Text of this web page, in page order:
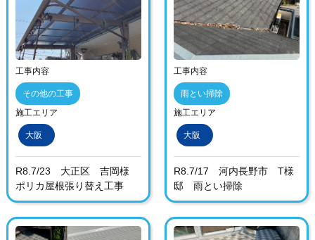
工事内容
その他の工事
施工エリア
大阪
R8.7/23 大正区 吉岡様
ポリカ屋根張り替え工事
工事内容
雨とい掃除
施工エリア
大阪
R8.7/17 河内長野市 T様
邸 雨とい掃除